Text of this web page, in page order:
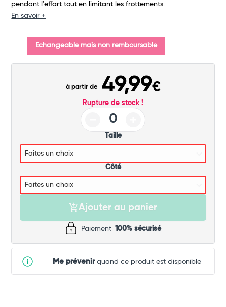
Commander
pendant l'effort tout en limitant les frottements.
En savoir +
Echangeable mais non remboursable
à partir de 49,99€
Rupture de stock !
Taille
Côté
Ajouter au panier
Paiement 100% sécurisé
Me prévenirquand ce produit est disponible